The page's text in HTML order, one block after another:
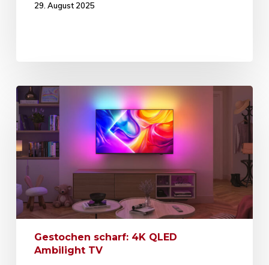
29. August 2025
Gestochen scharf: 4K QLED
Ambilight TV